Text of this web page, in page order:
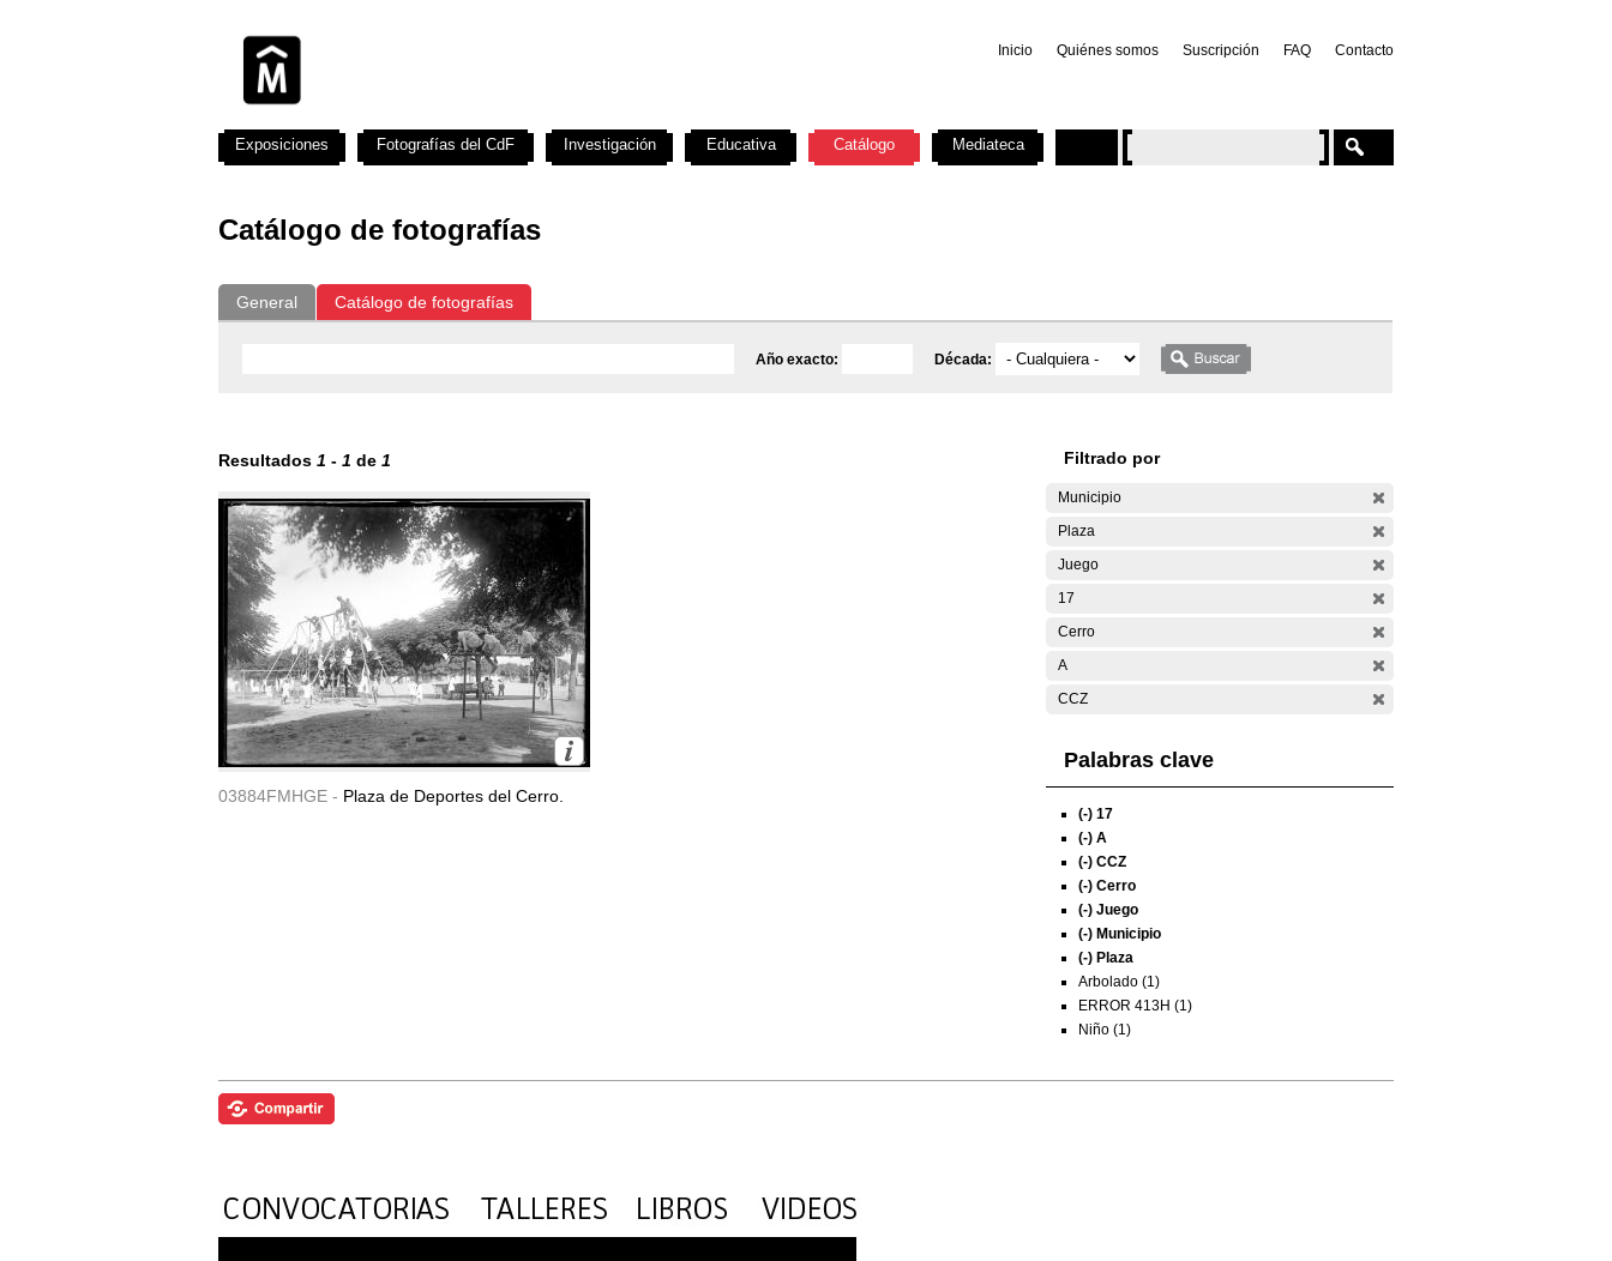
Inicio Quiénes somos Suscripción FAQ Contacto
Catálogo de fotografías
General Catálogo de fotografías
Año exacto: Década:
Resultados 1 - 1 de 1
03884FMHGE - Plaza de Deportes del Cerro.
Filtrado por
Municipio
Plaza
Juego
17
Cerro
A
CCZ
Palabras clave
(-) 17
(-) A
(-) CCZ
(-) Cerro
(-) Juego
(-) Municipio
(-) Plaza
Arbolado (1)
ERROR 413H (1)
Niño (1)
Exposiciones Fotografías del CdF Investigación Educativa Catálogo Mediateca